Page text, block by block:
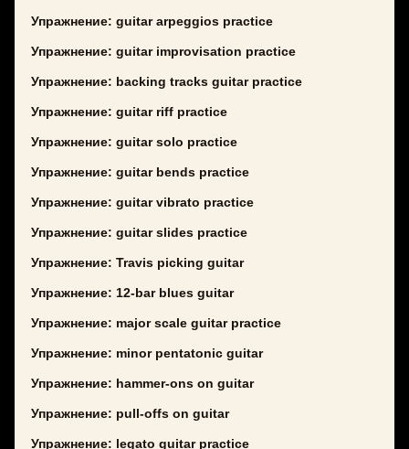
Упражнение: guitar arpeggios practice
Упражнение: guitar improvisation practice
Упражнение: backing tracks guitar practice
Упражнение: guitar riff practice
Упражнение: guitar solo practice
Упражнение: guitar bends practice
Упражнение: guitar vibrato practice
Упражнение: guitar slides practice
Упражнение: Travis picking guitar
Упражнение: 12-bar blues guitar
Упражнение: major scale guitar practice
Упражнение: minor pentatonic guitar
Упражнение: hammer-ons on guitar
Упражнение: pull-offs on guitar
Упражнение: legato guitar practice